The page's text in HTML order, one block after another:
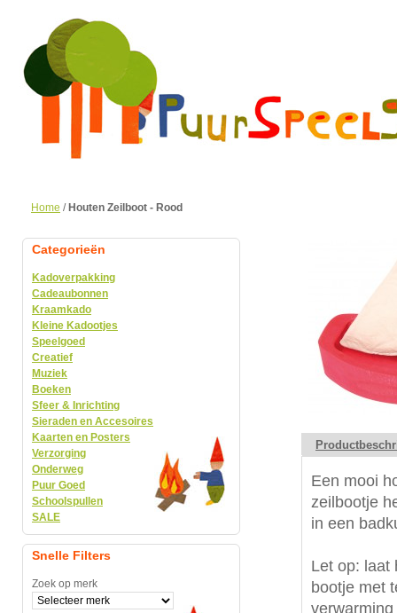
Home / Houten Zeilboot - Rood
Een mooi
zeilbootje
in een
Let op: laat
bootje met
Categorieën
Kadoverpakking
Cadeaubonnen
Kraamkado
Kleine Kadootjes
Speelgoed
Creatief
Muziek
Boeken
Sfeer & Inrichting
Sieraden en Accesoires
Kaarten en Posters
Verzorging
Onderweg
Puur Goed
Schoolspullen
SALE
Snelle Filters
Zoek op merk